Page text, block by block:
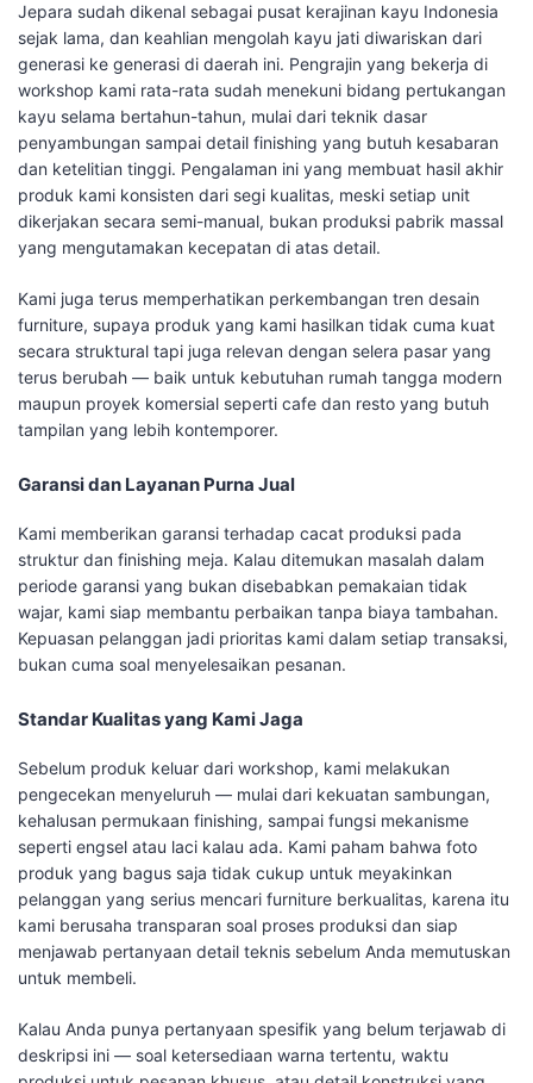
Jepara sudah dikenal sebagai pusat kerajinan kayu Indonesia
sejak lama, dan keahlian mengolah kayu jati diwariskan dari
generasi ke generasi di daerah ini. Pengrajin yang bekerja di
workshop kami rata-rata sudah menekuni bidang pertukangan
kayu selama bertahun-tahun, mulai dari teknik dasar
penyambungan sampai detail finishing yang butuh kesabaran
dan ketelitian tinggi. Pengalaman ini yang membuat hasil akhir
produk kami konsisten dari segi kualitas, meski setiap unit
dikerjakan secara semi-manual, bukan produksi pabrik massal
yang mengutamakan kecepatan di atas detail.
Kami juga terus memperhatikan perkembangan tren desain
furniture, supaya produk yang kami hasilkan tidak cuma kuat
secara struktural tapi juga relevan dengan selera pasar yang
terus berubah — baik untuk kebutuhan rumah tangga modern
maupun proyek komersial seperti cafe dan resto yang butuh
tampilan yang lebih kontemporer.
Garansi dan Layanan Purna Jual
Kami memberikan garansi terhadap cacat produksi pada
struktur dan finishing meja. Kalau ditemukan masalah dalam
periode garansi yang bukan disebabkan pemakaian tidak
wajar, kami siap membantu perbaikan tanpa biaya tambahan.
Kepuasan pelanggan jadi prioritas kami dalam setiap transaksi,
bukan cuma soal menyelesaikan pesanan.
Standar Kualitas yang Kami Jaga
Sebelum produk keluar dari workshop, kami melakukan
pengecekan menyeluruh — mulai dari kekuatan sambungan,
kehalusan permukaan finishing, sampai fungsi mekanisme
seperti engsel atau laci kalau ada. Kami paham bahwa foto
produk yang bagus saja tidak cukup untuk meyakinkan
pelanggan yang serius mencari furniture berkualitas, karena itu
kami berusaha transparan soal proses produksi dan siap
menjawab pertanyaan detail teknis sebelum Anda memutuskan
untuk membeli.
Kalau Anda punya pertanyaan spesifik yang belum terjawab di
deskripsi ini — soal ketersediaan warna tertentu, waktu